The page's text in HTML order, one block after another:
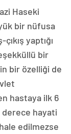
Haseki
bir nüfusa
yaptığı
bir
bir özelliği de
hastaya ilk 6
hayati
edilmezse